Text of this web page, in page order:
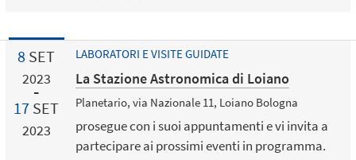
8 SET
2023
17 SET
2023
LABORATORI E VISITE GUIDATE
La Stazione Astronomica di Loiano
Planetario, via Nazionale 11, Loiano Bologna
prosegue con i suoi appuntamenti e vi invita a
partecipare ai prossimi eventi in programma.